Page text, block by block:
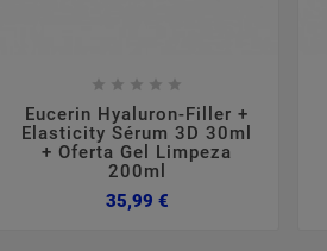
    
Eucerin Hyaluron-Filler +
Elasticity Sérum 3D 30ml
+ Oferta Gel Limpeza
200ml
35,99 €Preço